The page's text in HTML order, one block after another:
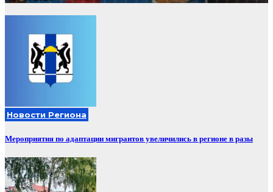
Новости Региона
Мероприятия по адаптации мигрантов увеличились в регионе в разы